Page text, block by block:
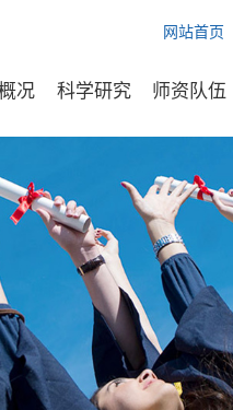
网站首页
况 科学研究 师资队伍